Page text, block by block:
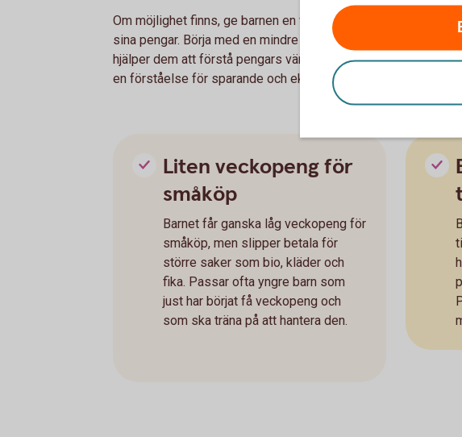
Om möjlighet finns, ge barnen en vecko- eller månadspeng
sina pengar. Börja med en mindre summa från tidig ålder och
hjälper dem att förstå pengars värde, lära sig att hushålla
en förståelse för sparande och ekonomi.
Liten veckopeng för
småköp
Barnet får ganska låg veckopeng för
småköp, men slipper betala för
större saker som bio, kläder och
fika. Passar ofta yngre barn som
just har börjat få veckopeng och
som ska träna på att hantera den.